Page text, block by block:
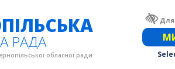
РАДА
обласної ради
Для